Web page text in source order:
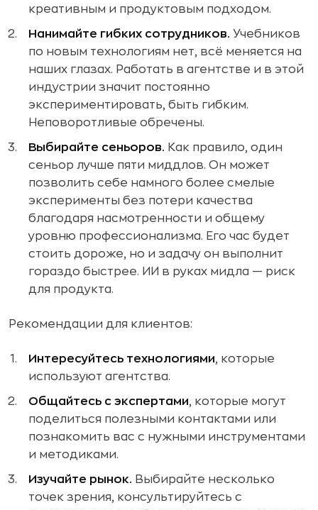
креативным и продуктовым подходом.
Нанимайте гибких сотрудников. Учебников
по новым технологиям нет, всё меняется на
наших глазах. Работать в агентстве и в этой
индустрии значит постоянно
экспериментировать, быть гибким.
Неповоротливые обречены.
Выбирайте сеньоров. Как правило, один
сеньор лучше пяти миддлов. Он может
позволить себе намного более смелые
эксперименты без потери качества
благодаря насмотренности и общему
уровню профессионализма. Его час будет
стоить дороже, но и задачу он выполнит
гораздо быстрее. ИИ в руках мидла — риск
для продукта.
Рекомендации для клиентов:
Интересуйтесь технологиями, которые
используют агентства.
Общайтесь с экспертами, которые могут
поделиться полезными контактами или
познакомить вас с нужными инструментами
и методиками.
Изучайте рынок. Выбирайте несколько
точек зрения, консультируйтесь с